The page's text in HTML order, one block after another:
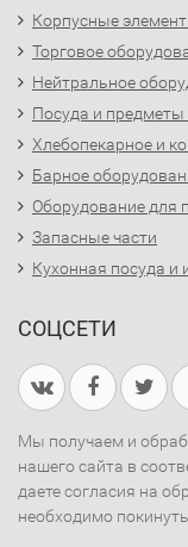
Корпусные
Торговое
Нейтральное
Посуда и предметы
Хлебопекарное и
Барное
Оборудование для
Запасные части
Кухонная посуда и
СОЦСЕТИ
Мы получаем и
нашего сайта в
даете согласия на
необходимо